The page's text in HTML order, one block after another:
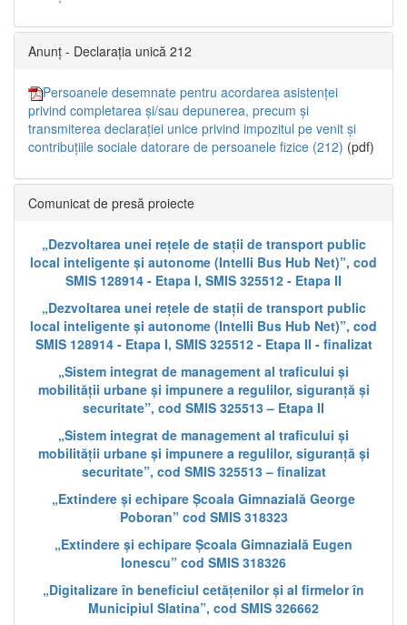
Anunț - Declarația unică 212
Persoanele desemnate pentru acordarea asistenței
privind completarea și/sau depunerea, precum și
transmiterea declarației unice privind impozitul pe venit și
contribuțiile sociale datorare de persoanele fizice (212) (pdf)
Comunicat de presă proiecte
„Dezvoltarea unei rețele de stații de transport public
local inteligente și autonome (Intelli Bus Hub Net)”, cod
SMIS 128914 - Etapa I, SMIS 325512 - Etapa II
„Dezvoltarea unei rețele de stații de transport public
local inteligente și autonome (Intelli Bus Hub Net)”, cod
SMIS 128914 - Etapa I, SMIS 325512 - Etapa II - finalizat
„Sistem integrat de management al traficului și
mobilității urbane și impunere a regulilor, siguranță și
securitate”, cod SMIS 325513 – Etapa II
„Sistem integrat de management al traficului și
mobilității urbane și impunere a regulilor, siguranță și
securitate”, cod SMIS 325513 – finalizat
„Extindere și echipare Școala Gimnazială George
Poboran” cod SMIS 318323
„Extindere și echipare Școala Gimnazială Eugen
Ionescu” cod SMIS 318326
„Digitalizare în beneficiul cetățenilor și al firmelor în
Municipiul Slatina”, cod SMIS 326662